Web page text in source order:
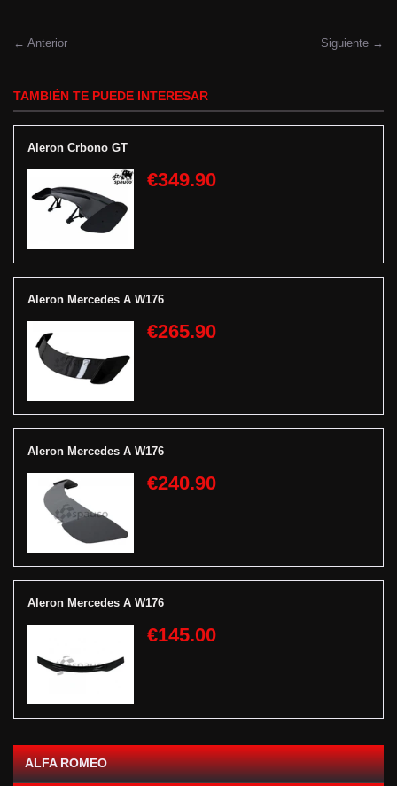
← Anterior Siguiente →
TAMBIÉN TE PUEDE INTERESAR
Aleron Crbono GT
€349.90
Aleron Mercedes A W176
€265.90
Aleron Mercedes A W176
€240.90
Aleron Mercedes A W176
€145.00
ALFA ROMEO